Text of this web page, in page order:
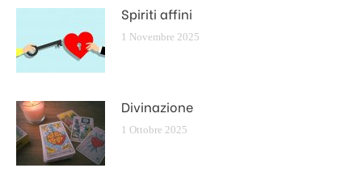
Spiriti affini
1 Novembre 2025
Divinazione
1 Ottobre 2025